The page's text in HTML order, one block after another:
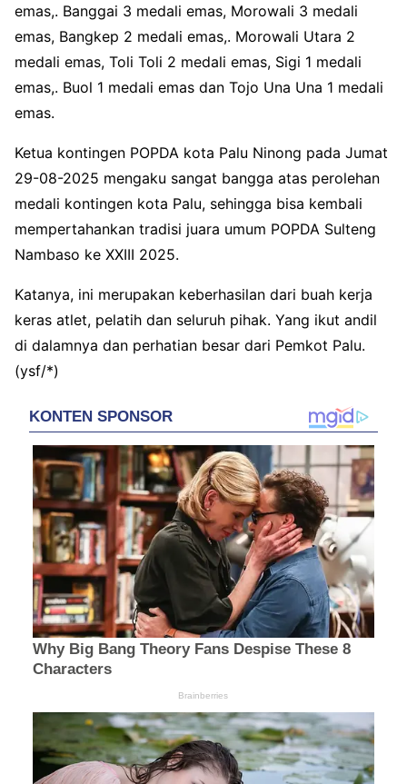
emas,. Banggai 3 medali emas, Morowali 3 medali
emas, Bangkep 2 medali emas,. Morowali Utara 2
medali emas, Toli Toli 2 medali emas, Sigi 1 medali
emas,. Buol 1 medali emas dan Tojo Una Una 1 medali
emas.
Ketua kontingen POPDA kota Palu Ninong pada Jumat
29-08-2025 mengaku sangat bangga atas perolehan
medali kontingen kota Palu, sehingga bisa kembali
mempertahankan tradisi juara umum POPDA Sulteng
Nambaso ke XXIII 2025.
Katanya, ini merupakan keberhasilan dari buah kerja
keras atlet, pelatih dan seluruh pihak. Yang ikut andil
di dalamnya dan perhatian besar dari Pemkot Palu.
(ysf/*)